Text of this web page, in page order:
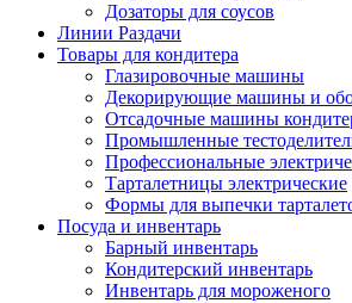
Дозаторы для соусов
Линии Раздачи
Товары для кондитера
Глазировочные машины
Декорирующие машины и
Отсадочные машины
Промышленные
Профессиональные
Тарталетницы электрические
Формы для выпечки
Посуда и инвентарь
Барный инвентарь
Кондитерский инвентарь
Инвентарь для мороженого